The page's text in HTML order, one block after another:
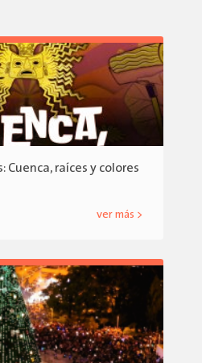
Cuenca, raíces y colores
ver más >